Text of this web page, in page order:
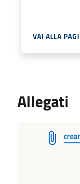
VAI ALLA
Allegati